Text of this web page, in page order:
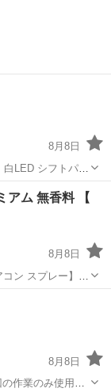
8月8日
LED シフトパネ
など見当た...
アム 無香料 【
8月8日
ン スプレー】
200%】 ロング
8月8日